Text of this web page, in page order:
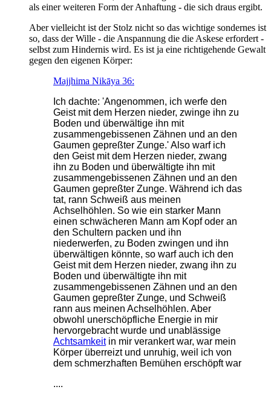
als einer weiteren Form der Anhaftung - die sich draus ergibt.
Aber vielleicht ist der Stolz nicht so das wichtige sondernes ist
so, dass der Wille - die Anspannung die die Askese erfordert -
selbst zum Hindernis wird. Es ist ja eine richtigehende Gewalt
gegen den eigenen Körper:
Majjhima Nikāya 36:
Ich dachte: 'Angenommen, ich werfe den
Geist mit dem Herzen nieder, zwinge ihn zu
Boden und überwältige ihn mit
zusammengebissenen Zähnen und an den
Gaumen gepreßter Zunge.' Also warf ich
den Geist mit dem Herzen nieder, zwang
ihn zu Boden und überwältigte ihn mit
zusammengebissenen Zähnen und an den
Gaumen gepreßter Zunge. Während ich das
tat, rann Schweiß aus meinen
Achselhöhlen. So wie ein starker Mann
einen schwächeren Mann am Kopf oder an
den Schultern packen und ihn
niederwerfen, zu Boden zwingen und ihn
überwältigen könnte, so warf auch ich den
Geist mit dem Herzen nieder, zwang ihn zu
Boden und überwältigte ihn mit
zusammengebissenen Zähnen und an den
Gaumen gepreßter Zunge, und Schweiß
rann aus meinen Achselhöhlen. Aber
obwohl unerschöpfliche Energie in mir
hervorgebracht wurde und unablässige
Achtsamkeitin mir verankert war, war mein
Körper überreizt und unruhig, weil ich von
dem schmerzhaften Bemühen erschöpft war
....